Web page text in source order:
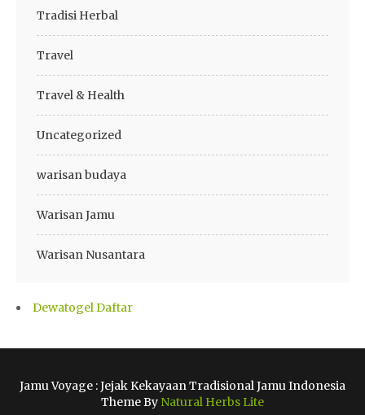
Tradisi Herbal
Travel
Travel & Health
Uncategorized
warisan budaya
Warisan Jamu
Warisan Nusantara
Dewatogel Daftar
Jamu Voyage : Jejak Kekayaan Tradisional Jamu Indonesia
Theme By Natural Herbs Lite